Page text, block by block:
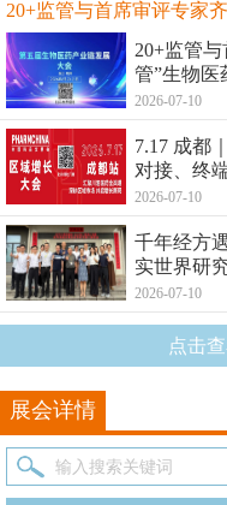
20+监管
管”生物医
2026-07-10
7.17 成都
对接、终
2026-07-10
千年经方
实世界研
2026-07-10
点击
展会详情